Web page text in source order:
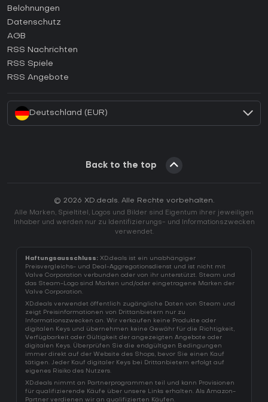
Wie aktiviert man einen Steam CD Key?
Wie aktiviert man einen Epic Games CD Key?
Wie aktiviert man einen GOG CD Key?
Wie aktiviert man einen Ubisoft Connect CD Key?
Wie aktiviert man einen EA App CD Key?
Belohnungen
Datenschutz
AGB
RSS Nachrichten
RSS Spiele
RSS Angebote
Deutschland (EUR)
Back to the top
© 2026 XD.deals. Alle Rechte vorbehalten.
Alle Marken, Spieltitel, Logos und Bilder sind Eigentum ihrer jeweiligen
Inhaber und werden nur zu Identifizierungs- und Informationszwecken
verwendet.
Haftungsausschluss: XD.deals ist ein unabhängiger
Preisvergleichs- und Deal-Aggregationsdienst und ist nicht mit
Valve Corporation verbunden oder von ihr unterstützt. Steam und
das Steam-Logo sind Marken und/oder eingetragene Marken der
Valve Corporation.
XD.deals verwendet öffentlich zugängliche Daten von Steam und
zeigt Preisinformationen von Drittanbietern nur zu
Informationszwecken an. Wir verkaufen keine Produkte oder
digitalen Keys und übernehmen keine Gewähr für die Richtigkeit,
Verfügbarkeit oder Gültigkeit der angezeigten Angebote oder
digitalen Keys. Überprüfen Sie die endgültigen Bedingungen
immer direkt auf der Website des Shops, bevor Sie einen Kauf
tätigen. Jeder Kauf digitaler Keys bei Drittanbietern erfolgt auf
eigenes Risiko des Nutzers.
XD.deals nimmt an Partnerprogrammen teil und kann Provisionen
für qualifizierende Käufe über unsere Links erhalten. Als Amazon-
Partner verdienen wir an qualifizierten Käufen.